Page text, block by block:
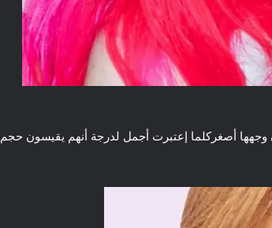
وجهها أصغركلما إعتبرت أجمل لدرجة أنهم يقيسون حجم